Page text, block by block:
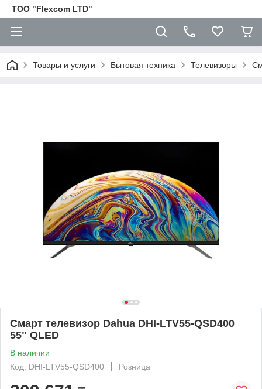
ТОО "Flexcom LTD"
Товары и услуги Бытовая техника Телевизоры
Смарт телевизор Dahua DHI-LTV55-QSD400
55" QLED
В наличии
Код: DHI-LTV55-QSD400
Розница